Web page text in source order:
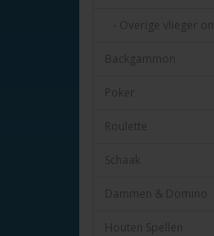
- Overige vlieger
Backgammon
Poker
Roulette
Schaak
Dammen & Domino
Houten Spellen